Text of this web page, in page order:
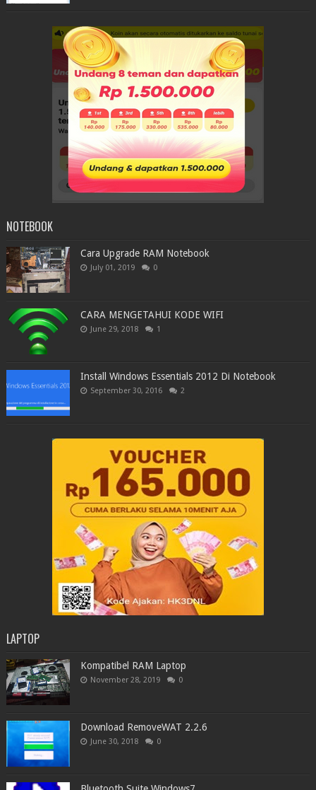
NOTEBOOK
Cara Upgrade RAM Notebook
July 01, 2019 0
CARA MENGETAHUI KODE WIFI
June 29, 2018 1
Install Windows Essentials 2012 Di Notebook
September 30, 2016 2
LAPTOP
Kompatibel RAM Laptop
November 28, 2019 0
Download RemoveWAT 2.2.6
June 30, 2018 0